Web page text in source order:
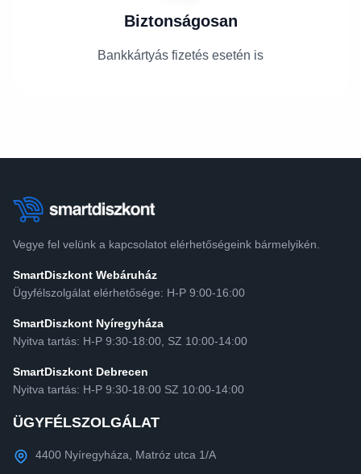
Biztonságosan
Bankkártyás fizetés esetén is
Vegye fel velünk a kapcsolatot elérhetőségeink bármelyikén.
SmartDiszkont Webáruház
Ügyfélszolgálat elérhetősége: H-P 9:00-16:00
SmartDiszkont Nyíregyháza
Nyitva tartás: H-P 9:30-18:00, SZ 10:00-14:00
SmartDiszkont Debrecen
Nyitva tartás: H-P 9:30-18:00 SZ 10:00-14:00
ÜGYFÉLSZOLGÁLAT
4400 Nyíregyháza, Matróz utca 1/A